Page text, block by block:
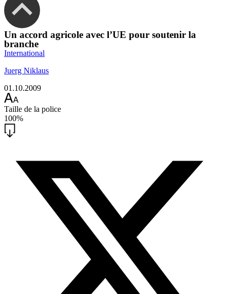
Un accord agricole avec l’UE pour soutenir la
branche
International
Juerg Niklaus
01.10.2009
Taille de la police
100%